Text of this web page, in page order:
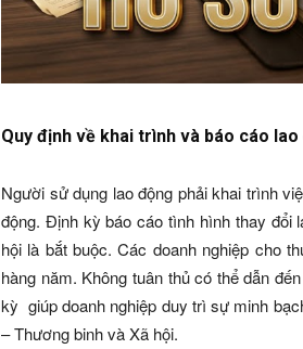
Quy định về khai trình và báo cáo lao
Người sử dụng lao động phải khai trình
động. Định kỳ báo cáo tình hình thay đổi
hội là bắt buộc. Các doanh nghiệp cho
hàng năm. Không tuân thủ có thể dẫn
kỳ giúp doanh nghiệp duy trì sự minh
– Thương binh và Xã hội.